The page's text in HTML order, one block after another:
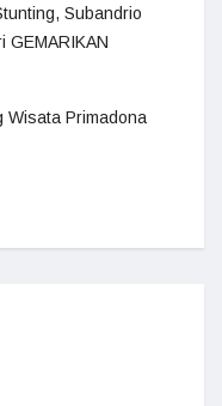
Subandrio
GEMARIKAN
Wisata Primadona